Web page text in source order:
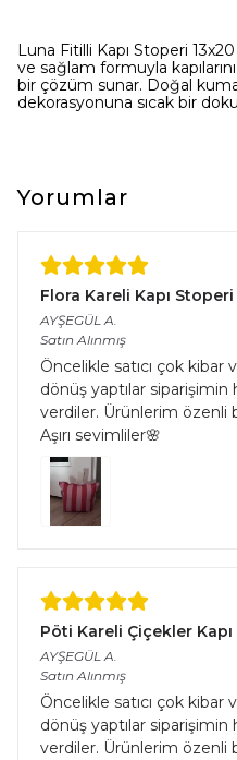
Luna Fitilli Kapı Stoperi
ve sağlam formuyla
bir çözüm sunar. Doğal
dekorasyonuna sıcak bir
Yorumlar
Flora Kareli Kapı
AYŞEGÜL A.
Satın Alınmış
Öncelikle satıcı çok kibar
dönüş yaptılar siparişimin
verdiler. Ürünlerim özenli
Aşırı sevimliler🌸
Pöti Kareli Çiçekler
AYŞEGÜL A.
Satın Alınmış
Öncelikle satıcı çok kibar
dönüş yaptılar siparişimin
verdiler. Ürünlerim özenli